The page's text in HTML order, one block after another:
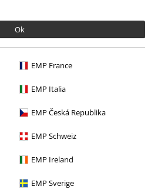
Ok
EMP France
EMP Italia
EMP Česká Republika
EMP Schweiz
EMP Ireland
EMP Sverige